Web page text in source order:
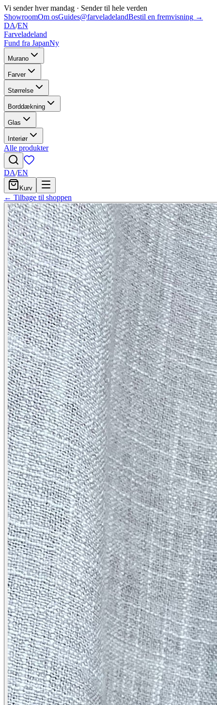
Vi sender hver mandag · Sender til hele verden
ShowroomOm osGuides@farveladelandBestil en fremvisning →
DA/EN
Farveladeland
Fund fra JapanNy
Murano
Farver
Størrelse
Borddækning
Glas
Interiør
Alle produkter
DA/EN
Kurv
← Tilbage til shoppen